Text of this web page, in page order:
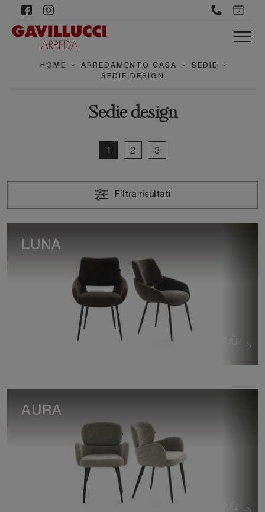
HOME - ARREDAMENTO CASA - SEDIE
-
SEDIE DESIGN
Sedie design
1 2 3
Filtra risultati
VEDI DI PIÙ
LUNA
VEDI DI PIÙ
AURA